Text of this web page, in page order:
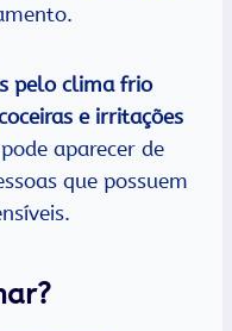
pelo clima frio
e irritações
aparecer de
que possuem